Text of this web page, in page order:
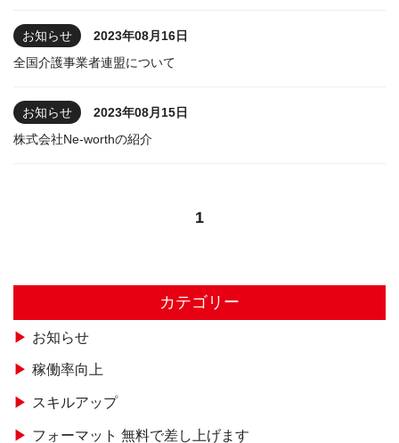
お知らせ
2023年08月16日
全国介護事業者連盟について
お知らせ
2023年08月15日
株式会社Ne-worthの紹介
1
カテゴリー
お知らせ
稼働率向上
スキルアップ
フォーマット 無料で差し上げます